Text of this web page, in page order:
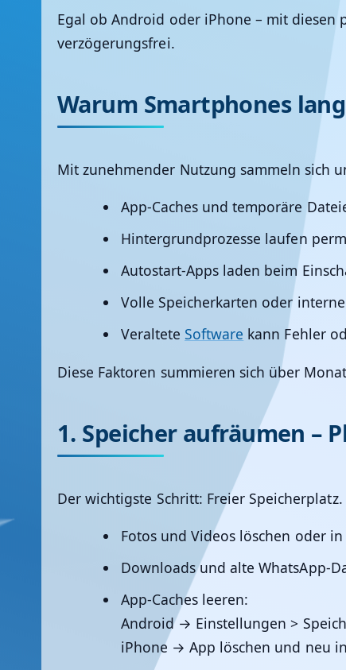
Egal ob Android oder iPhone – mit
verzögerungsfrei.
Warum Smartphones
Mit zunehmender Nutzung sammeln sich
App-Caches und temporäre
Hintergrundprozesse laufen
Autostart-Apps laden beim
Volle Speicherkarten oder
Veraltete Software kann Fehler
Diese Faktoren summieren sich über
1. Speicher aufräumen –
Der wichtigste Schritt: Freier Speicherplatz.
Fotos und Videos löschen oder
Downloads und alte WhatsApp-
App-Caches leeren:
Android → Einstellungen >
iPhone → App löschen und neu